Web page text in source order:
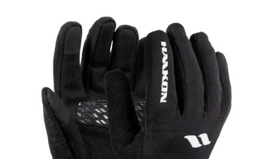
PŘISLUŠENSTVÍ
RECENZE
NÁŠ PŘÍBĚH